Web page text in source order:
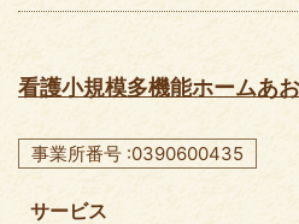
看護小規模多機能ホームあ
事業所番号 :0390600435
サービス